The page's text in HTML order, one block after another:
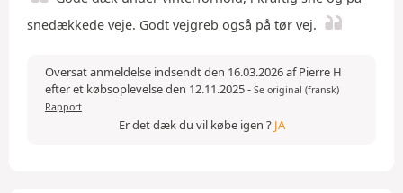
snedækkede veje. Godt vejgreb også på tør vej.
Oversat anmeldelse indsendt den 16.03.2026 af Pierre H
efter et købsoplevelse den 12.11.2025- Se original (fransk)
Rapport
Er det dæk du vil købe igen ? JA